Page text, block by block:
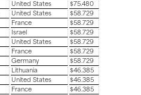
United States
$75.480
United States
$58.729
France
$58.729
Israel
$58.729
United States
$58.729
France
$58.729
Germany
$58.729
Lithuania
$46.385
United States
$46.385
France
$46.385